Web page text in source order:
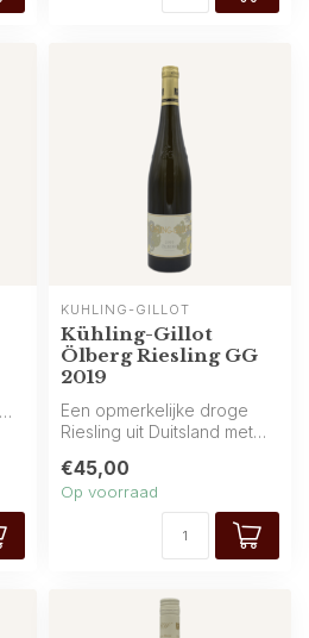
KÜHLING-GILLOT
Kühling-Gillot
Ölberg Riesling GG
2019
Een opmerkelijke droge
Riesling uit Duitsland met
bloem...
€45,00
Op voorraad